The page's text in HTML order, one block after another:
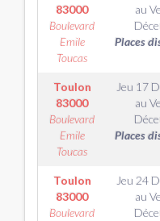
83000
Boulevard
Emile
Toucas
au
Places
Toulon
83000
Boulevard
Emile
Toucas
Jeu 17
au
Places
Toulon
83000
Boulevard
Jeu 24
au